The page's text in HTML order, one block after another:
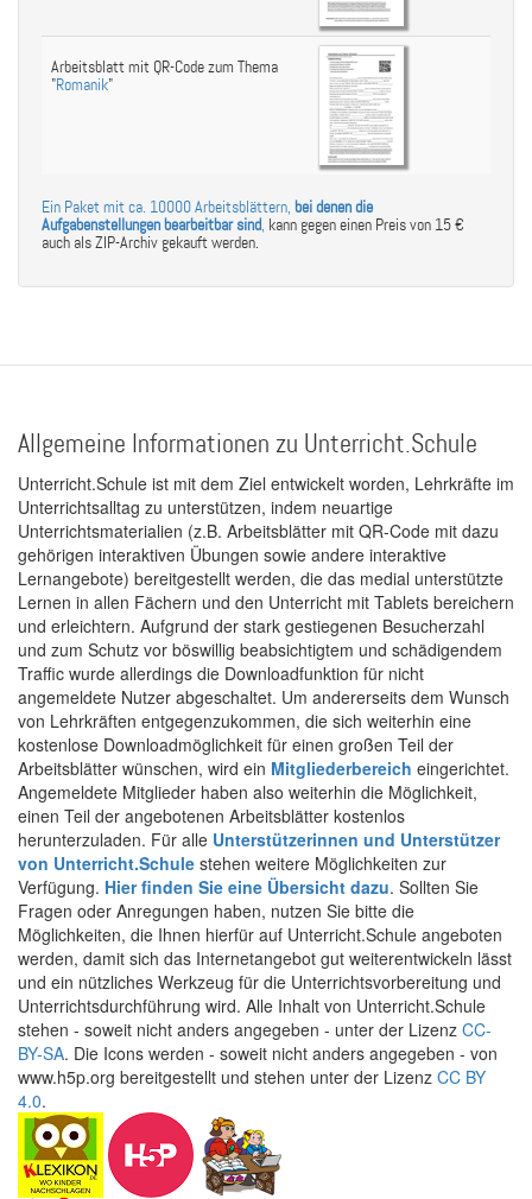
Arbeitsblatt mit QR-Code zum Thema
"Romanik"
Ein Paket mit ca. 10000 Arbeitsblättern, bei denen die
Aufgabenstellungen bearbeitbar sind, kann gegen einen Preis von 15 €
auch als ZIP-Archiv gekauft werden.
Allgemeine Informationen zu Unterricht.Schule
Unterricht.Schule ist mit dem Ziel entwickelt worden, Lehrkräfte im
Unterrichtsalltag zu unterstützen, indem neuartige
Unterrichtsmaterialien (z.B. Arbeitsblätter mit QR-Code mit dazu
gehörigen interaktiven Übungen sowie andere interaktive
Lernangebote) bereitgestellt werden, die das medial unterstützte
Lernen in allen Fächern und den Unterricht mit Tablets bereichern
und erleichtern. Aufgrund der stark gestiegenen Besucherzahl
und zum Schutz vor böswillig beabsichtigtem und schädigendem
Traffic wurde allerdings die Downloadfunktion für nicht
angemeldete Nutzer abgeschaltet. Um andererseits dem Wunsch
von Lehrkräften entgegenzukommen, die sich weiterhin eine
kostenlose Downloadmöglichkeit für einen großen Teil der
Arbeitsblätter wünschen, wird ein Mitgliederbereich eingerichtet.
Angemeldete Mitglieder haben also weiterhin die Möglichkeit,
einen Teil der angebotenen Arbeitsblätter kostenlos
herunterzuladen. Für alle Unterstützerinnen und Unterstützer
von Unterricht.Schule stehen weitere Möglichkeiten zur
Verfügung. Hier finden Sie eine Übersicht dazu. Sollten Sie
Fragen oder Anregungen haben, nutzen Sie bitte die
Möglichkeiten, die Ihnen hierfür auf Unterricht.Schule angeboten
werden, damit sich das Internetangebot gut weiterentwickeln lässt
und ein nützliches Werkzeug für die Unterrichtsvorbereitung und
Unterrichtsdurchführung wird. Alle Inhalt von Unterricht.Schule
stehen - soweit nicht anders angegeben - unter der Lizenz CC-
BY-SA. Die Icons werden - soweit nicht anders angegeben - von
www.h5p.org bereitgestellt und stehen unter der Lizenz CC BY
4.0.